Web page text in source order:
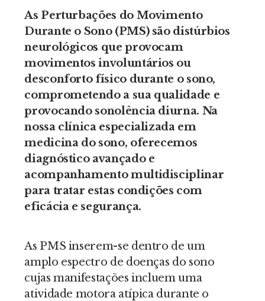
As Perturbações do Movimento
Durante o Sono (PMS) são distúrbios
neurológicos que provocam
movimentos involuntários ou
desconforto físico durante o sono,
comprometendo a sua qualidade e
provocando sonolência diurna. Na
nossa clínica especializada em
medicina do sono, oferecemos
diagnóstico avançado e
acompanhamento multidisciplinar
para tratar estas condições com
eficácia e segurança.
As PMS inserem-se dentro de um
amplo espectro de doenças do sono
cujas manifestações incluem uma
atividade motora atípica durante o